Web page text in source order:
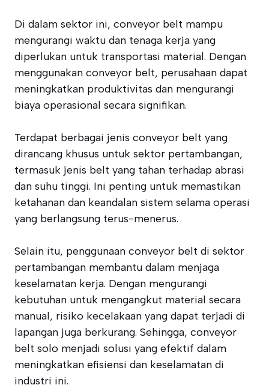
Di dalam sektor ini, conveyor belt mampu
mengurangi waktu dan tenaga kerja yang
diperlukan untuk transportasi material. Dengan
menggunakan conveyor belt, perusahaan dapat
meningkatkan produktivitas dan mengurangi
biaya operasional secara signifikan.
Terdapat berbagai jenis conveyor belt yang
dirancang khusus untuk sektor pertambangan,
termasuk jenis belt yang tahan terhadap abrasi
dan suhu tinggi. Ini penting untuk memastikan
ketahanan dan keandalan sistem selama operasi
yang berlangsung terus-menerus.
Selain itu, penggunaan conveyor belt di sektor
pertambangan membantu dalam menjaga
keselamatan kerja. Dengan mengurangi
kebutuhan untuk mengangkut material secara
manual, risiko kecelakaan yang dapat terjadi di
lapangan juga berkurang. Sehingga, conveyor
belt solo menjadi solusi yang efektif dalam
meningkatkan efisiensi dan keselamatan di
industri ini.